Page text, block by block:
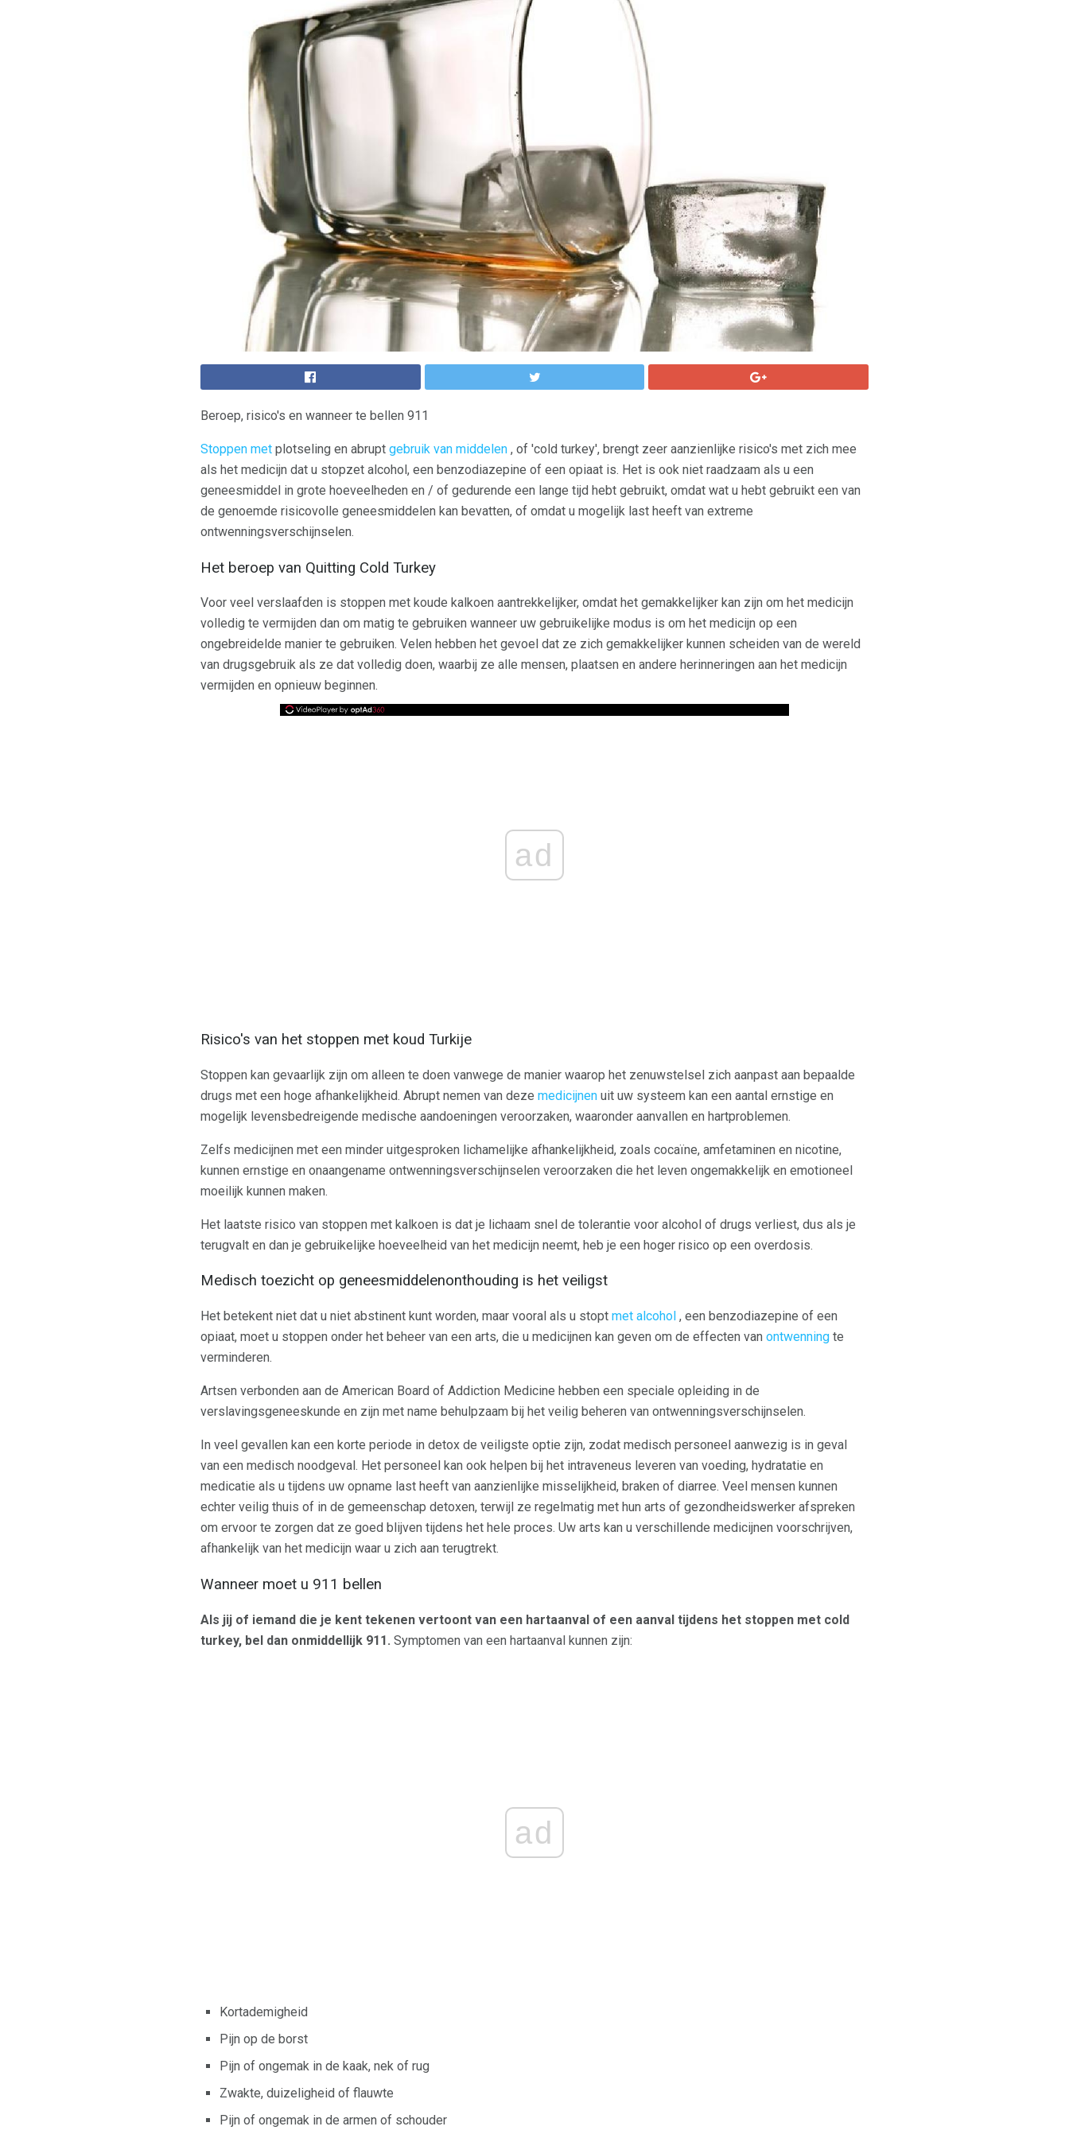
Beroep, risico's en wanneer te bellen 911
Stoppen met plotseling en abrupt gebruik van middelen , of 'cold turkey', brengt zeer aanzienlijke risico's met zich mee
als het medicijn dat u stopzet alcohol, een benzodiazepine of een opiaat is. Het is ook niet raadzaam als u een
geneesmiddel in grote hoeveelheden en / of gedurende een lange tijd hebt gebruikt, omdat wat u hebt gebruikt een van
de genoemde risicovolle geneesmiddelen kan bevatten, of omdat u mogelijk last heeft van extreme
ontwenningsverschijnselen.
Het beroep van Quitting Cold Turkey
Voor veel verslaafden is stoppen met koude kalkoen aantrekkelijker, omdat het gemakkelijker kan zijn om het medicijn
volledig te vermijden dan om matig te gebruiken wanneer uw gebruikelijke modus is om het medicijn op een
ongebreidelde manier te gebruiken. Velen hebben het gevoel dat ze zich gemakkelijker kunnen scheiden van de wereld
van drugsgebruik als ze dat volledig doen, waarbij ze alle mensen, plaatsen en andere herinneringen aan het medicijn
vermijden en opnieuw beginnen.
ad
Risico's van het stoppen met koud Turkije
Stoppen kan gevaarlijk zijn om alleen te doen vanwege de manier waarop het zenuwstelsel zich aanpast aan bepaalde
drugs met een hoge afhankelijkheid. Abrupt nemen van deze medicijnen uit uw systeem kan een aantal ernstige en
mogelijk levensbedreigende medische aandoeningen veroorzaken, waaronder aanvallen en hartproblemen.
Zelfs medicijnen met een minder uitgesproken lichamelijke afhankelijkheid, zoals cocaïne, amfetaminen en nicotine,
kunnen ernstige en onaangename ontwenningsverschijnselen veroorzaken die het leven ongemakkelijk en emotioneel
moeilijk kunnen maken.
Het laatste risico van stoppen met kalkoen is dat je lichaam snel de tolerantie voor alcohol of drugs verliest, dus als je
terugvalt en dan je gebruikelijke hoeveelheid van het medicijn neemt, heb je een hoger risico op een overdosis.
Medisch toezicht op geneesmiddelenonthouding is het veiligst
Het betekent niet dat u niet abstinent kunt worden, maar vooral als u stopt met alcohol , een benzodiazepine of een
opiaat, moet u stoppen onder het beheer van een arts, die u medicijnen kan geven om de effecten van ontwenning te
verminderen.
Artsen verbonden aan de American Board of Addiction Medicine hebben een speciale opleiding in de
verslavingsgeneeskunde en zijn met name behulpzaam bij het veilig beheren van ontwenningsverschijnselen.
In veel gevallen kan een korte periode in detox de veiligste optie zijn, zodat medisch personeel aanwezig is in geval
van een medisch noodgeval. Het personeel kan ook helpen bij het intraveneus leveren van voeding, hydratatie en
medicatie als u tijdens uw opname last heeft van aanzienlijke misselijkheid, braken of diarree. Veel mensen kunnen
echter veilig thuis of in de gemeenschap detoxen, terwijl ze regelmatig met hun arts of gezondheidswerker afspreken
om ervoor te zorgen dat ze goed blijven tijdens het hele proces. Uw arts kan u verschillende medicijnen voorschrijven,
afhankelijk van het medicijn waar u zich aan terugtrekt.
Wanneer moet u 911 bellen
Als jij of iemand die je kent tekenen vertoont van een hartaanval of een aanval tijdens het stoppen met cold
turkey, bel dan onmiddellijk 911. Symptomen van een hartaanval kunnen zijn:
ad
Kortademigheid
Pijn op de borst
Pijn of ongemak in de kaak, nek of rug
Zwakte, duizeligheid of flauwte
Pijn of ongemak in de armen of schouder